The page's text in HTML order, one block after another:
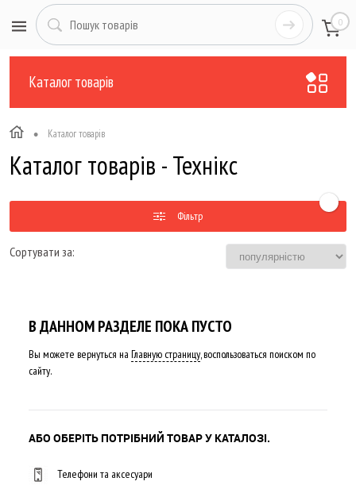
0
Каталог товарів
• Каталог товарів
Каталог товарів - Технікс
Фільтр
Сортувати за:
В ДАННОМ РАЗДЕЛЕ ПОКА ПУСТО
Вы можете вернуться на Главную страницу, воспользоваться поиском по
сайту.
АБО ОБЕРІТЬ ПОТРІБНИЙ ТОВАР У КАТАЛОЗІ.
Телефони та аксесуари